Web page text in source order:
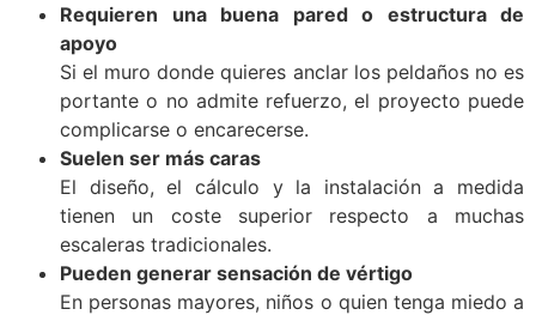
Requieren una buena pared o estructura de
apoyo
Si el muro donde quieres anclar los peldaños no es
portante o no admite refuerzo, el proyecto puede
complicarse o encarecerse.
Suelen ser más caras
El diseño, el cálculo y la instalación a medida
tienen un coste superior respecto a muchas
escaleras tradicionales.
Pueden generar sensación de vértigo
En personas mayores, niños o quien tenga miedo a